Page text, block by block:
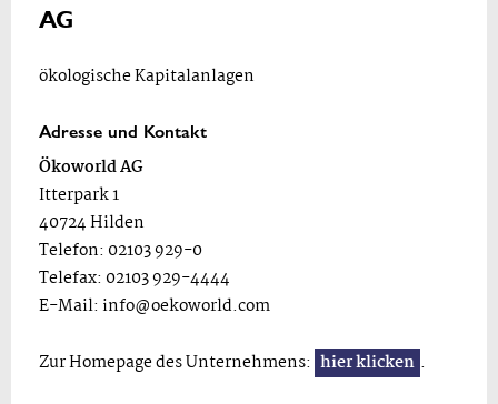
AG
ökologische Kapitalanlagen
Adresse und Kontakt
Ökoworld AG
Itterpark 1
40724 Hilden
Telefon: 02103 929-0
Telefax: 02103 929-4444
E-Mail: info@oekoworld.com
Zur Homepage des Unternehmens: hier klicken .